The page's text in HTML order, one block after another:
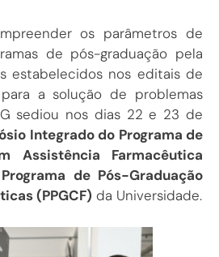
os parâmetros de
de pós-graduação pela
estabelecidos nos editais de
a solução de problemas
sediou nos dias 22 e 23 de
Integrado do Programa de
Assistência Farmacêutica
de Pós-Graduação
(PPGCF) da Universidade.